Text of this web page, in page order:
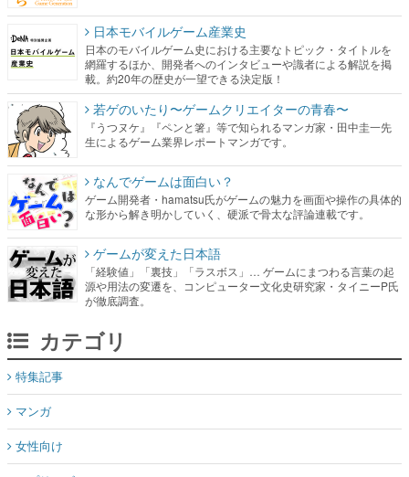
日本モバイルゲーム産業史
日本のモバイルゲーム史における主要なトピック・タイトルを
網羅するほか、開発者へのインタビューや識者による解説を掲
載。約20年の歴史が一望できる決定版！
若ゲのいたり〜ゲームクリエイターの青春〜
『うつヌケ』『ペンと箸』等で知られるマンガ家・田中圭一先
生によるゲーム業界レポートマンガです。
なんでゲームは面白い？
ゲーム開発者・hamatsu氏がゲームの魅力を画面や操作の具体的
な形から解き明かしていく、硬派で骨太な評論連載です。
ゲームが変えた日本語
「経験値」「裏技」「ラスボス」… ゲームにまつわる言葉の起
源や用法の変遷を、コンピューター文化史研究家・タイニーP氏
が徹底調査。
カテゴリ
特集記事
マンガ
女性向け